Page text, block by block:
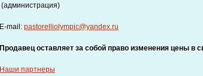
(администрация)
E-mail: pastorelliolympic@yandex.ru
Продавец оставляет за собой право изменения цены в
Наши партнеры